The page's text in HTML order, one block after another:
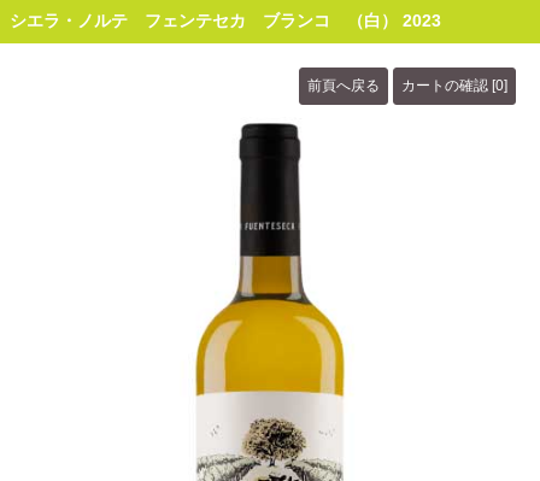
シエラ・ノルテ フェンテセカ ブランコ （白） 2023